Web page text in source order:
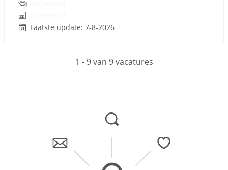
Laatste update: 7-8-2026
1 - 9 van 9 vacatures